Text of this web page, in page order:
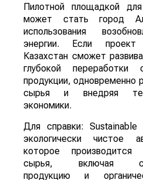
Пилотной площадкой
может стать город
использования
энергии. Если проект
Казахстан сможет
глубокой переработки
продукции, одновременно
сырья и внедряя
экономики.
Для справки:
экологически чистое
которое производится
сырья, включая
продукцию и